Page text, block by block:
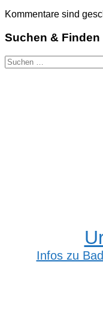
Kommentare sind
Suchen & Finden
Suchen
nach:
Infos zu